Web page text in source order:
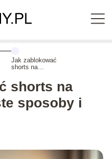
Jak zablokować
shorts na
Proste sposoby
i porady
shorts na
sposoby i